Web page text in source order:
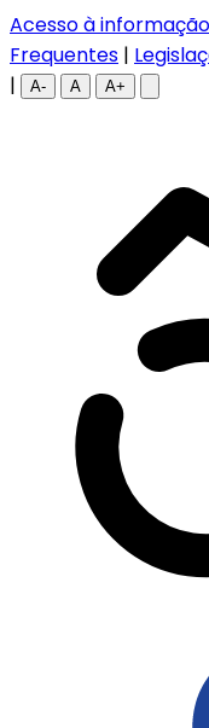
Acesso à informação
Frequentes |
|
A- A A+